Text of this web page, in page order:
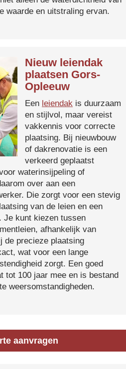
waarde en uitstraling ervan.
Nieuw leiendak
plaatsen Gors-
Opleeuw
Een leiendak is duurzaam
en stijlvol, maar vereist
vakkennis voor correcte
plaatsing. Bij nieuwbouw
of dakrenovatie is een
verkeerd geplaatst
waterinsijpeling of
over aan een
Die zorgt voor een stevig
van de leien en een
Je kunt kiezen tussen
afhankelijk van
de precieze plaatsing
wat voor een lange
zorgt. Een goed
tot 100 jaar mee en is bestand
weersomstandigheden.
aanvragen